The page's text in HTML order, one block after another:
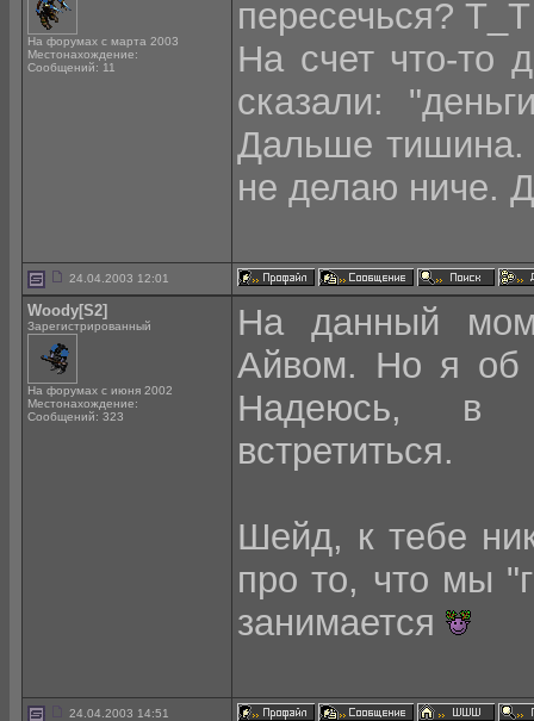
На форумах с марта 2003
Местонахождение:
Сообщений: 11
пересечься? T_T
На счет что-то
сказали:
Дальше
не делаю ниче.
24.04.2003 12:01
Woody[S2]
Зарегистрированный
На форумах с июня 2002
Местонахождение:
Сообщений: 323
На данный
Айвом. Но я об
Надеюсь, в
встретиться.
Шейд, к тебе
про то, что мы
занимается
24.04.2003 14:51